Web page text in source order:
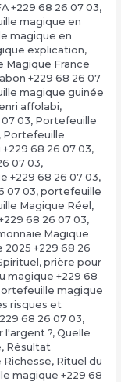
+229 68 26 07 03,
magique en
magique en
explication,
Magique France
+229 68 26 07
magique guinée
affolabi,
03, Portefeuille
, Portefeuille
68 26 07 03,
07 03,
+229 68 26 07 03,
07 03, portefeuille
Magique Réel,
68 26 07 03,
Magique
+229 68 26
, prière pour
magique +229 68
magique
risques et
68 26 07 03,
l'argent ?, Quelle
, Résultat
Richesse, Rituel du
magique +229 68